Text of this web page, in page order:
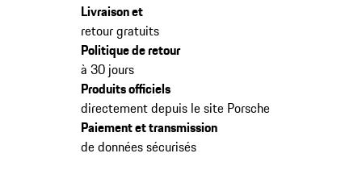
Livraison et
retour gratuits
Politique de retour
à 30 jours
Produits officiels
directement depuis le site Porsche
Paiement et transmission
de données sécurisés